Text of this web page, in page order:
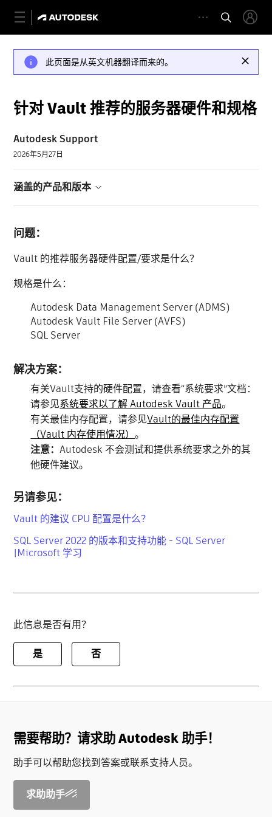
此页面是从英文机器翻译而来的。
针对 Vault 推荐的服务器硬件和规格
Autodesk Support
2026年5月27日
涵盖的产品和版本
问题：
Vault 的推荐服务器硬件配置/要求是什么？
规格是什么：
Autodesk Data Management Server (ADMS)
Autodesk Vault File Server (AVFS)
SQL Server
解决方案：
有关Vault支持的硬件配置，请查看“系统要求”文档：
请参见系统要求以了解 Autodesk Vault 产品。
有关最佳内存配置，请参见Vault的最佳内存配置
（Vault 内存使用情况）。
注意：Autodesk 不会测试和提供系统要求之外的其
他硬件建议。
另请参见：
Vault 的建议 CPU 配置是什么？
SQL Server 2022 的版本和支持功能 - SQL Server
|Microsoft 学习
此信息是否有用？
是 否
需要帮助？请求助 Autodesk 助手！
助手可以帮助您找到答案或联系支持人员。
求助助手